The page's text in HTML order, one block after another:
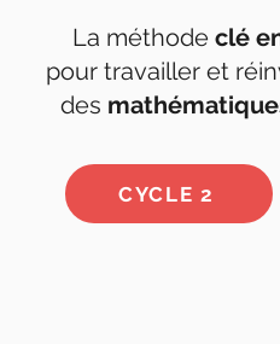
La méthode clé
pour travailler et
des
CYCLE 2